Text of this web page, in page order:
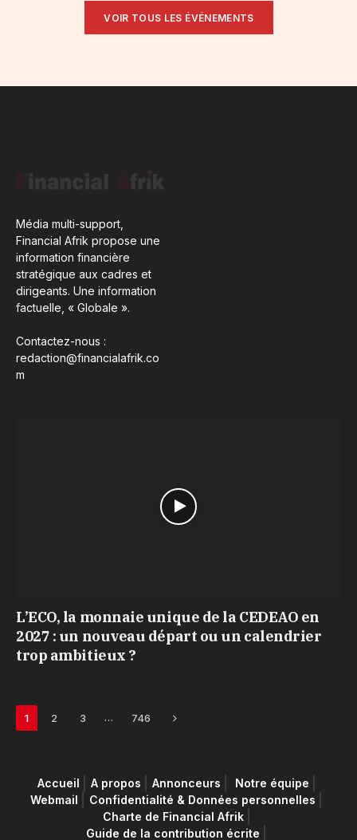
VOIR TOUS LES ÉVÉNEMENTS
Média multi-support,
Financial Afrik propose une
information financière
stratégique aux cadres et
dirigeants. Une information
factuelle, « Globale ».
Contactez-nous :
redaction@financialafrik.co
m
L’ECO, la monnaie unique de la CEDEAO en
2027 : un nouveau départ ou un calendrier
trop ambitieux ?
1 2 3 … 746 Next
Accueil A propos Annonceurs
Notre équipe
Webmail
Confidentialité & Données personnelles
Charte de Financial Afrik
Guide de la contribution écrite